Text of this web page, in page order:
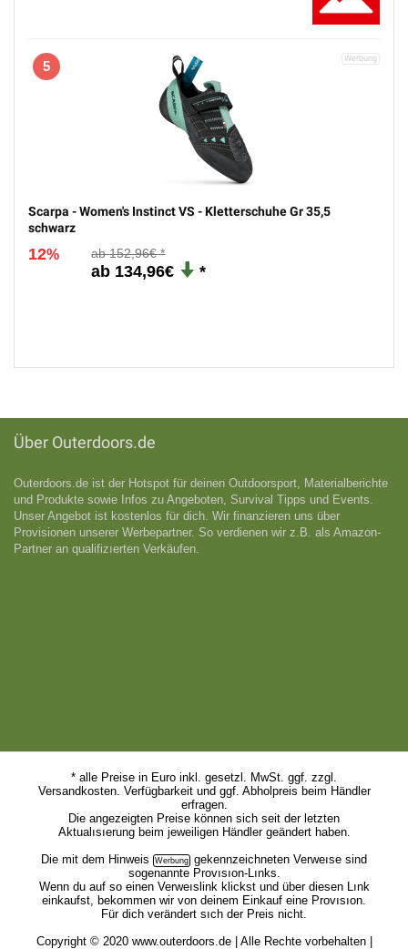
5
Scarpa - Women's Instinct VS - Kletterschuhe Gr 35,5
schwarz
12% 152,96€
134,96€
Über Outerdoors.de
Outerdoors.de ist der Hotspot für deinen Outdoorsport, Materialberichte
und Produkte sowie Infos zu Angeboten, Survival Tipps und Events.
Unser Angebot ist kostenlos für dich. Wir finanzieren uns über
Provisionen unserer Werbepartner. So verdienen wir z.B. als Amazon-
Partner an qualifizıerten Verkäufen.
* alle Preise in Euro inkl. gesetzl. MwSt. ggf. zzgl.
Versandkosten. Verfügbarkeit und ggf. Abholpreis beim Händler
erfragen.
Die angezeigten Preise können sich seit der letzten
Aktualısıerung beim jeweiligen Händler geändert haben.
Die mit dem Hinweis
gekennzeichneten Verweıse sind
sogenannte Provısıon-Lınks.
Wenn du auf so einen Verweıslink klickst und über diesen Lınk
einkaufst, bekommen wir von deinem Einkauf eine Provısıon.
Für dich verändert sıch der Preis nicht.
Copyright © 2020 www.outerdoors.de | Alle Rechte vorbehalten |